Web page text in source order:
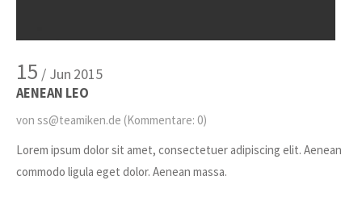
15 / Jun 2015
AENEAN LEO
von ss@teamiken.de (Kommentare: 0)
Lorem ipsum dolor sit amet, consectetuer adipiscing elit. Aenean
commodo ligula eget dolor. Aenean massa.